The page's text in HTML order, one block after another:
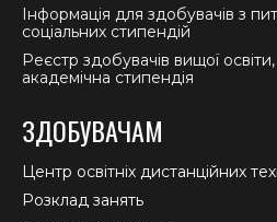
Інформація для здобувачів з
соціальних стипендій
Реєстр здобувачів вищої
академічна стипендія
ЗДОБУВАЧАМ
Центр освітніх дистанційних
Розклад занять